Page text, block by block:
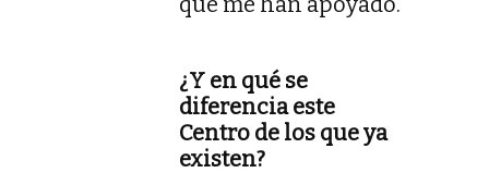
¿Y en qué se
diferencia este
Centro de los que ya
existen?